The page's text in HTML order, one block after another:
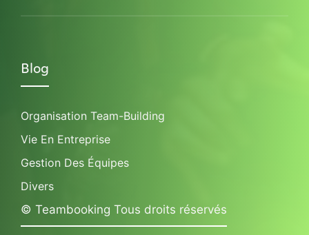
Blog
Organisation Team-Building
Vie En Entreprise
Gestion Des Équipes
Divers
© Teambooking Tous droits réservés